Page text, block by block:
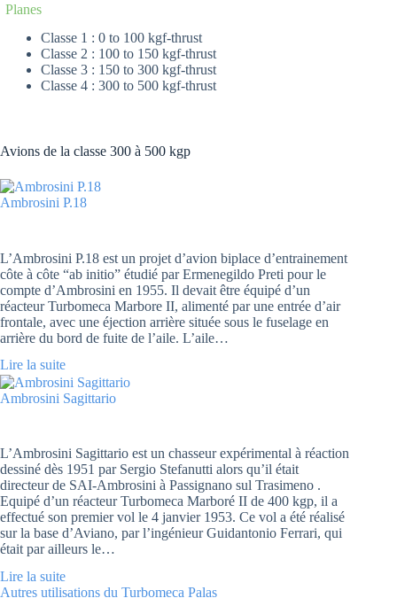
Avions de la classe 300 à 500 kgp
Ambrosini P.18
L’Ambrosini P.18 est un projet d’avion biplace d’entrainement
côte à côte “ab initio” étudié par Ermenegildo Preti pour le
compte d’Ambrosini en 1955. Il devait être équipé d’un
réacteur Turbomeca Marbore II, alimenté par une entrée d’air
frontale, avec une éjection arrière située sous le fuselage en
arrière du bord de fuite de l’aile. L’aile…
Lire la suite
Ambrosini Sagittario
L’Ambrosini Sagittario est un chasseur expérimental à réaction
dessiné dès 1951 par Sergio Stefanutti alors qu’il était
directeur de SAI-Ambrosini à Passignano sul Trasimeno .
Equipé d’un réacteur Turbomeca Marboré II de 400 kgp, il a
effectué son premier vol le 4 janvier 1953. Ce vol a été réalisé
sur la base d’Aviano, par l’ingénieur Guidantonio Ferrari, qui
était par ailleurs le…
Lire la suite
Autres utilisations du Turbomeca Palas
Planes
Classe 1 : 0 to 100 kgf-thrust
Classe 2 : 100 to 150 kgf-thrust
Classe 3 : 150 to 300 kgf-thrust
Classe 4 : 300 to 500 kgf-thrust